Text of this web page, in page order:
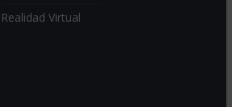
Realidad Virtual